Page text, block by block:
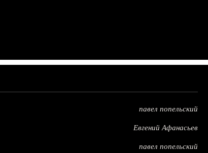
павел попельский
Евгений Афанасьев
павел попельский